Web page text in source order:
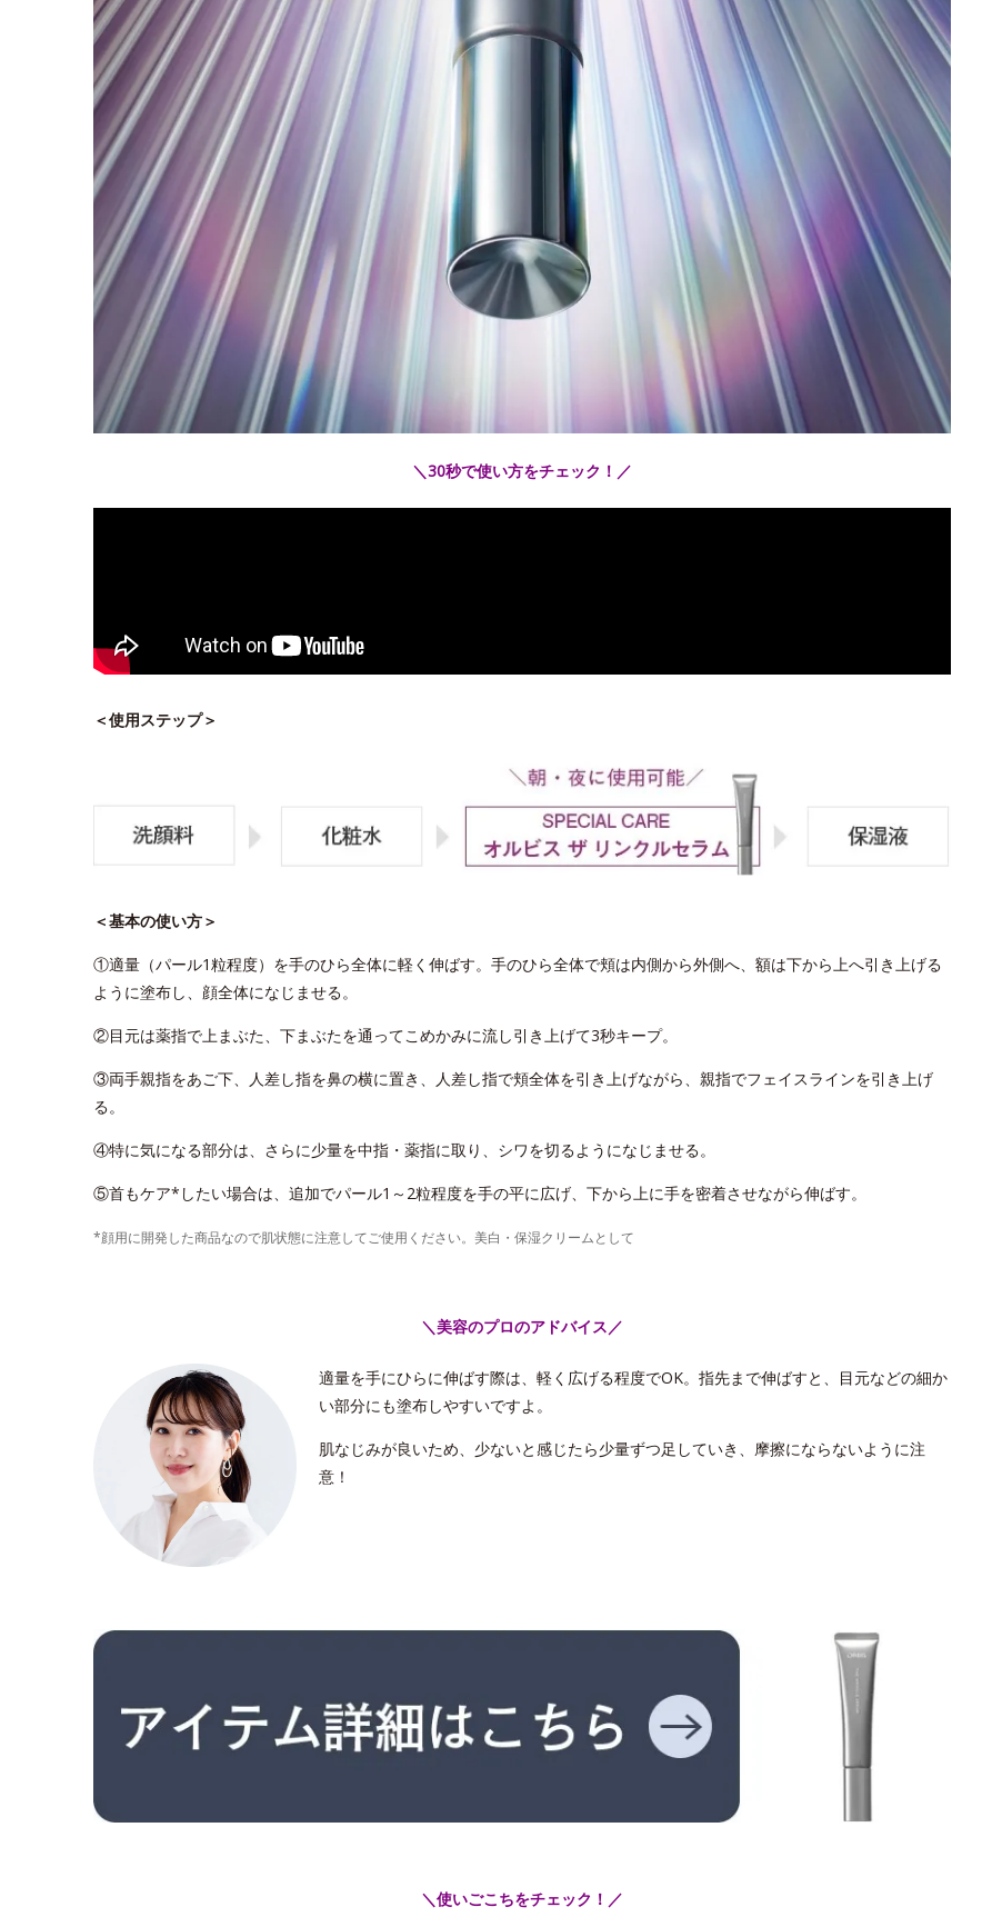
＼30秒で使い方をチェック！／
＜使用ステップ＞
＜基本の使い方＞
①適量（パール1粒程度）を手のひら全体に軽く伸ばす。手のひら全体で頬は内側から外側へ、額は下から上へ引き上げる
ように塗布し、顔全体になじませる。
②目元は薬指で上まぶた、下まぶたを通ってこめかみに流し引き上げて3秒キープ。
③両手親指をあご下、人差し指を鼻の横に置き、人差し指で頬全体を引き上げながら、親指でフェイスラインを引き上げ
る。
④特に気になる部分は、さらに少量を中指・薬指に取り、シワを切るようになじませる。
⑤首もケア*したい場合は、追加でパール1～2粒程度を手の平に広げ、下から上に手を密着させながら伸ばす。
*顔用に開発した商品なので肌状態に注意してご使用ください。美白・保湿クリームとして
＼美容のプロのアドバイス／
適量を手にひらに伸ばす際は、軽く広げる程度でOK。指先まで伸ばすと、目元などの細か
い部分にも塗布しやすいですよ。
肌なじみが良いため、少ないと感じたら少量ずつ足していき、摩擦にならないように注
意！
＼使いごこちをチェック！／